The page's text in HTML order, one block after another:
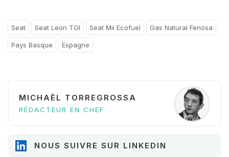
Seat Seat Leon TGI Seat Mii Ecofuel Gas Natural Fenosa
Pays Basque Espagne
MICHAËL TORREGROSSA
RÉDACTEUR EN CHEF
NOUS SUIVRE SUR LINKEDIN